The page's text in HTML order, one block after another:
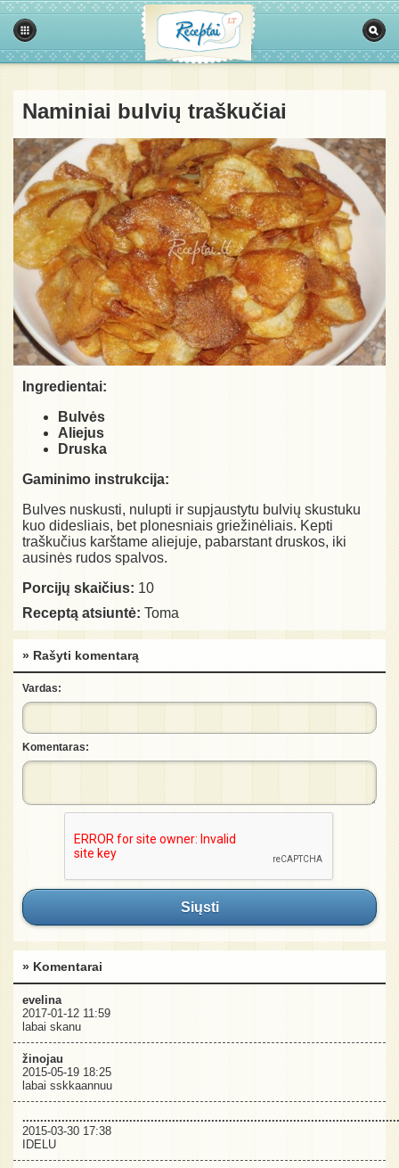
Naminiai bulvių traškučiai
Ingredientai:
Bulvės
Aliejus
Druska
Gaminimo instrukcija:
Bulves nuskusti, nulupti ir supjaustytu bulvių skustuku
kuo didesliais, bet plonesniais griežinėliais. Kepti
traškučius karštame aliejuje, pabarstant druskos, iki
ausinės rudos spalvos.
Porcijų skaičius: 10
Receptą atsiuntė: Toma
» Rašyti komentarą
Vardas:
Komentaras:
Siųsti
» Komentarai
evelina
2017-01-12 11:59
labai skanu
žinojau
2015-05-19 18:25
labai sskkaannuu
2015-03-30 17:38
IDELU